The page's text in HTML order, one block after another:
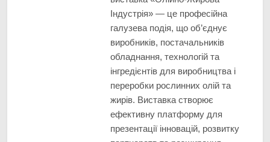
Індустрія» — це професійна
галузева подія, що об’єднує
виробників, постачальників
обладнання, технологій та
інгредієнтів для виробництва і
переробки рослинних олій та
жирів. Виставка створює
ефективну платформу для
презентації інновацій, розвитку